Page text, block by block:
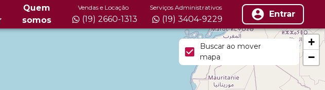
Quem
somos
Vendas e Locação
(19) 2660-1313
Serviços Administrativos
(19) 3404-9229 Entrar
+
−
Buscar ao mover
mapa